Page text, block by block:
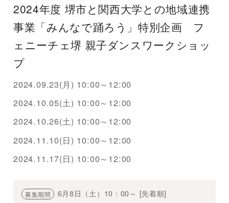
2024年度 堺市と関西大学との地域連携
事業「みんなで踊ろう」特別企画 フ
ェニーチェ堺 親子ダンスワークショッ
プ
2024.09.23(月) 10:00～12:00
2024.10.05(土) 10:00～12:00
2024.10.26(土) 10:00～12:00
2024.11.10(日) 10:00～12:00
2024.11.17(日) 10:00～12:00
募集期間 6月8日（土）10：00～ [先着順]